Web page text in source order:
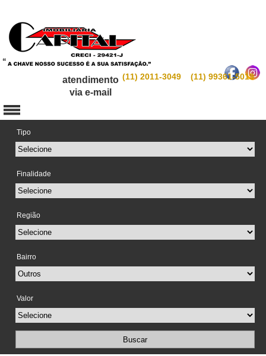
(11) 2011-3049 (11) 99361-5019
atendimento
via e-mail
Tipo
Finalidade
Região
Bairro
Valor
Buscar